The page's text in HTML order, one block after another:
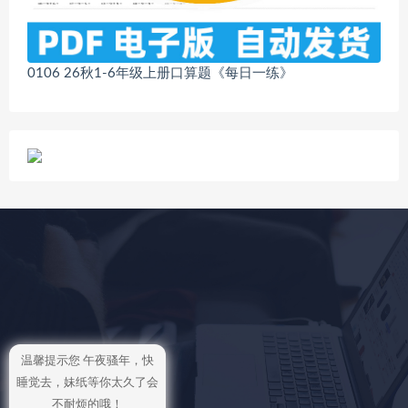
0106 26秋1-6年级上册口算题《每日一练》
温馨提示您 午夜骚年，快
睡觉去，妹纸等你太久了会
不耐烦的哦！